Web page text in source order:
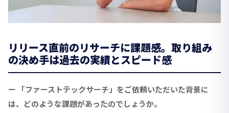
リリース直前のリサーチに課題感。取り組み
の決め手は過去の実績とスピード感
ー 「ファーストテックサーチ」をご依頼いただいた背景に
は、どのような課題があったのでしょうか。